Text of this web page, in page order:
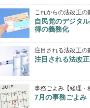
これからの法改正の
自民党のデジタ
得の義務化
注目される法改正の
注目される法改
事務ごよみ【経理・
7月の事務ごよみ